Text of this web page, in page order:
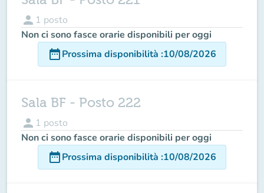
person 1 posto
Non ci sono fasce orarie disponibili per oggi
date_rangeProssima disponibilità :10/08/2026
Sala BF - Posto 222
person 1 posto
Non ci sono fasce orarie disponibili per oggi
date_rangeProssima disponibilità :10/08/2026